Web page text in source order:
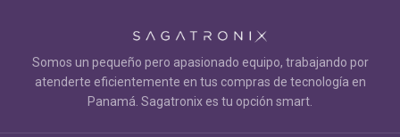
Somos un pequeño pero apasionado equipo, trabajando por
atenderte eficientemente en tus compras de tecnología en
Panamá. Sagatronix es tu opción smart.